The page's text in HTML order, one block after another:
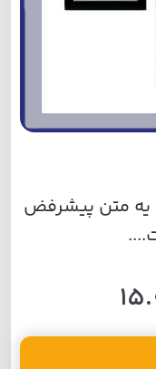
متن پیشرفض